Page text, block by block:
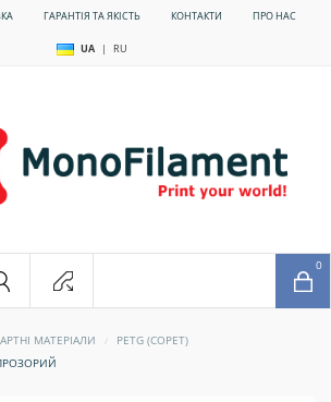
ГАРАНТІЯ ТА ЯКІСТЬ КОНТАКТИ ПРО НАС
UA | RU
0
МАТЕРІАЛИ
PETG (COPET)